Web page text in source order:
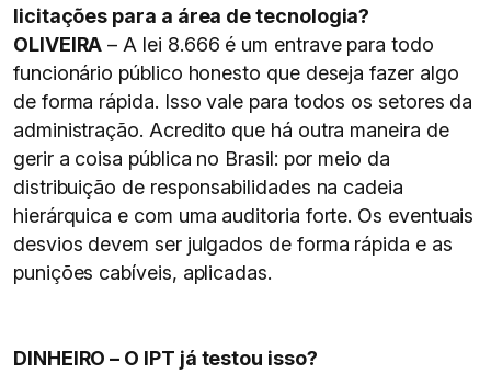
licitações para a área de tecnologia?
OLIVEIRA – A lei 8.666 é um entrave para todo
funcionário público honesto que deseja fazer algo
de forma rápida. Isso vale para todos os setores da
administração. Acredito que há outra maneira de
gerir a coisa pública no Brasil: por meio da
distribuição de responsabilidades na cadeia
hierárquica e com uma auditoria forte. Os eventuais
desvios devem ser julgados de forma rápida e as
punições cabíveis, aplicadas.
DINHEIRO – O IPT já testou isso?